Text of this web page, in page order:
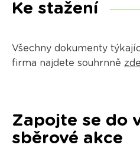
Ke stažení
Všechny dokumenty
firma najdete souhrnně zde
Zapojte se do
sběrové akce